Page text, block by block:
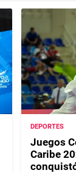
DEPORTES
Juegos
Caribe